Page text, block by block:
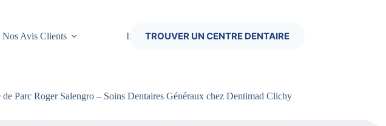
Nos Avis Clients Infos Pratiques
TROUVER UN CENTRE DENTAIRE
Parc Roger Salengro – Soins Dentaires Généraux chez Dentimad Clichy